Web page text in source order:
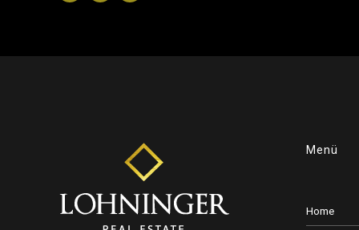
Menü
Home